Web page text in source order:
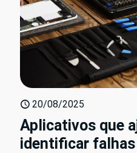
20/08/2025
Aplicativos que
identificar